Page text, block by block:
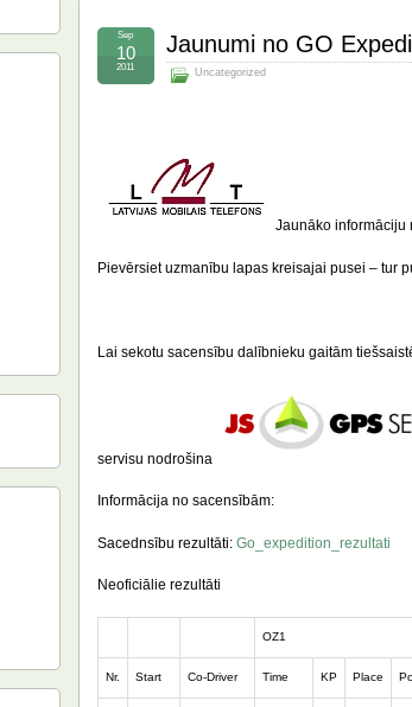
Jaunumi no GO
Uncategorized
Sep
10
2011
Jaunāko informāciju
Pievērsiet uzmanību lapas kreisajai pusei – tur
Lai sekotu sacensību dalībnieku gaitām
servisu nodrošina
Informācija no sacensībām:
Sacednsību rezultāti: Go_expedition_rezultati
Neoficiālie rezultāti
OZ1
Nr. Start Co-Driver Time KP Place